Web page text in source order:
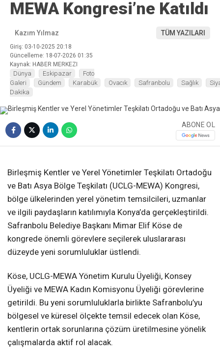
MEWA Kongresi’ne Katıldı
Kazım Yılmaz TÜM YAZILARI
Giriş: 03-10-2025 20:18
Güncelleme: 18-07-2026 01:35
Kaynak: HABER MERKEZI
Dünya Eskipazar
Foto
Galeri
Gündem Karabük Ovacık Safranbolu Sağlık
Dakika
ABONE OL
Birleşmiş Kentler ve Yerel Yönetimler Teşkilatı Ortadoğu
ve Batı Asya Bölge Teşkilatı (UCLG-MEWA) Kongresi,
bölge ülkelerinden yerel yönetim temsilcileri, uzmanlar
ve ilgili paydaşların katılımıyla Konya’da gerçekleştirildi.
Safranbolu Belediye Başkanı Mimar Elif Köse de
kongrede önemli görevlere seçilerek uluslararası
düzeyde yeni sorumluluklar üstlendi.
Köse, UCLG-MEWA Yönetim Kurulu Üyeliği, Konsey
Üyeliği ve MEWA Kadın Komisyonu Üyeliği görevlerine
getirildi. Bu yeni sorumluluklarla birlikte Safranbolu’yu
bölgesel ve küresel ölçekte temsil edecek olan Köse,
kentlerin ortak sorunlarına çözüm üretilmesine yönelik
çalışmalarda aktif rol alacak.